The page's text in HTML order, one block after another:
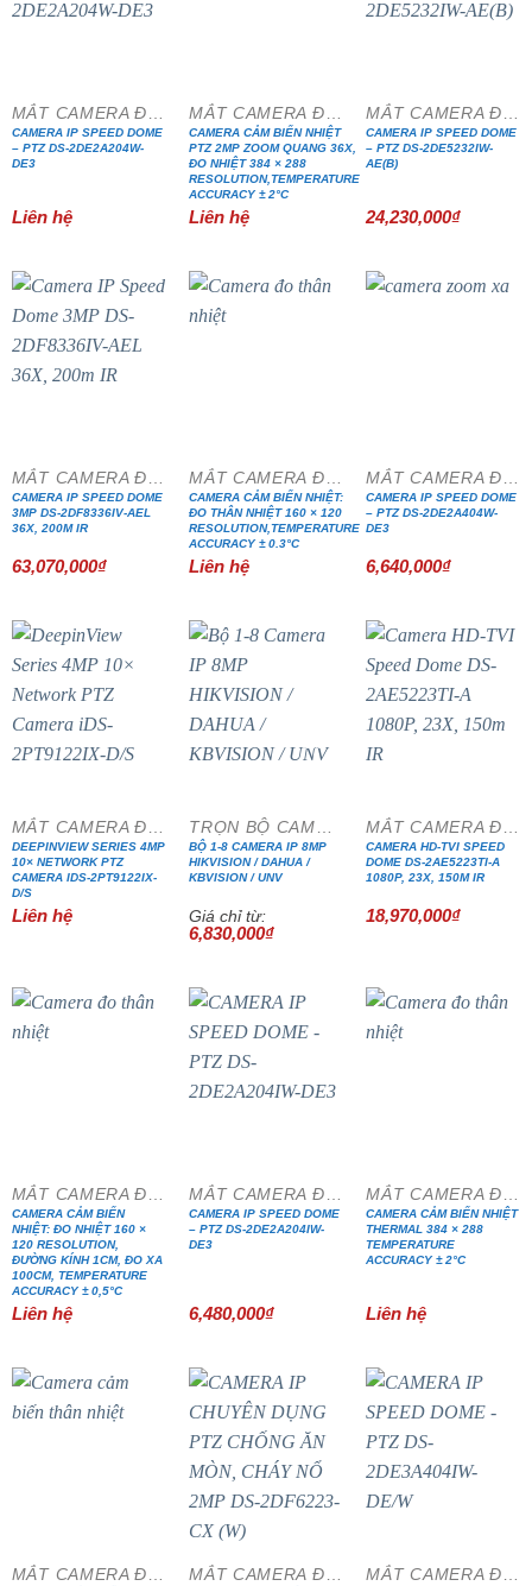
CAMERA IP SPEED DOME
– PTZ DS-2DE2A204W-
DE3
Liên hệ
CAMERA CẢM BIẾN NHIỆT
PTZ 2MP ZOOM QUANG 36X,
ĐO NHIỆT 384 × 288
RESOLUTION,TEMPERATURE
ACCURACY ± 2°C
Liên hệ
CAMERA IP SPEED DOME
– PTZ DS-2DE5232IW-
AE(B)
24,230,000₫
CAMERA IP SPEED DOME
3MP DS-2DF8336IV-AEL
36X, 200M IR
63,070,000₫
CAMERA CẢM BIẾN NHIỆT:
ĐO THÂN NHIỆT 160 × 120
RESOLUTION,TEMPERATURE
ACCURACY ± 0.3°C
Liên hệ
CAMERA IP SPEED DOME
– PTZ DS-2DE2A404W-
DE3
6,640,000₫
DEEPINVIEW SERIES 4MP
10× NETWORK PTZ
CAMERA IDS-2PT9122IX-
D/S
Liên hệ
BỘ 1-8 CAMERA IP 8MP
HIKVISION / DAHUA /
KBVISION / UNV
Giá chỉ từ:
6,830,000₫
CAMERA HD-TVI SPEED
DOME DS-2AE5223TI-A
1080P, 23X, 150M IR
18,970,000₫
CAMERA CẢM BIẾN
NHIỆT: ĐO NHIỆT 160 ×
120 RESOLUTION,
ĐƯỜNG KÍNH 1CM, ĐO XA
100CM, TEMPERATURE
ACCURACY ± 0,5°C
Liên hệ
CAMERA IP SPEED DOME
– PTZ DS-2DE2A204IW-
DE3
6,480,000₫
CAMERA CẢM BIẾN NHIỆT
THERMAL 384 × 288
TEMPERATURE
ACCURACY ± 2°C
Liên hệ